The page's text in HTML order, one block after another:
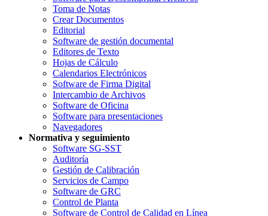
Toma de Notas
Crear Documentos
Editorial
Software de gestión documental
Editores de Texto
Hojas de Cálculo
Calendarios Electrónicos
Software de Firma Digital
Intercambio de Archivos
Software de Oficina
Software para presentaciones
Navegadores
Normativa y seguimiento
Software SG-SST
Auditoría
Gestión de Calibración
Servicios de Campo
Software de GRC
Control de Planta
Software de Control de Calidad en Línea